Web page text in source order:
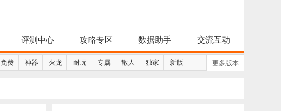
评测中心 攻略专区 数据助手 交流互动
免费 神器 火龙 耐玩 专属 散人 独家 新版 更多版本